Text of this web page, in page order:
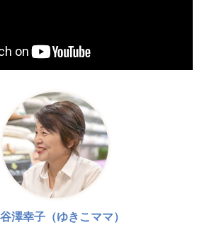
澤幸子（ゆきこママ）